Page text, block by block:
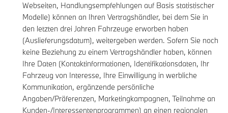
Webseiten, Handlungsempfehlungen auf Basis statistischer
Modelle) können an Ihren Vertragshändler, bei dem Sie in
den letzten drei Jahren Fahrzeuge erworben haben
(Auslieferungsdatum), weitergeben werden. Sofern Sie noch
keine Beziehung zu einem Vertragshändler haben, können
Ihre Daten (Kontaktinformationen, Identifikationsdaten, Ihr
Fahrzeug von Interesse, Ihre Einwilligung in werbliche
Kommunikation, ergänzende persönliche
Angaben/Präferenzen, Marketingkampagnen, Teilnahme an
Kunden-/Interessentenprogrammen) an einen regionalen